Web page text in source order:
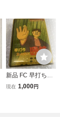
新品 FC 早打ちス
ーパー囲碁 ナムコ
現在 1,000円